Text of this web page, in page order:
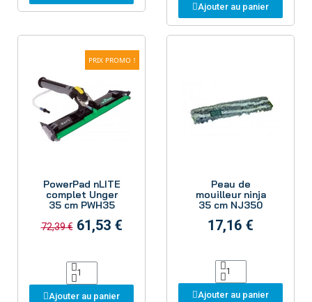
Ajouter au panier
PRIX PROMO !
PowerPad nLITE
complet Unger
35 cm PWH35
72,39 € 61,53 €
Ajouter au panier
Peau de
mouilleur ninja
35 cm NJ350
17,16 €
Ajouter au panier